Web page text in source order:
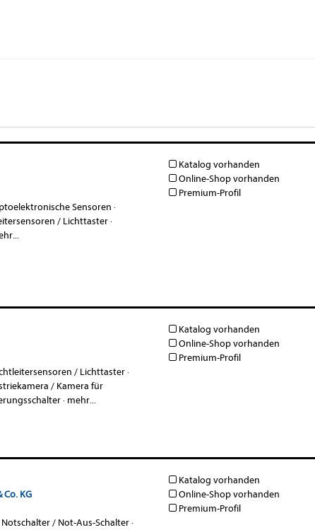
Sensoren ·
/ Lichttaster·
Katalog vorhanden
Online-Shop vorhanden
Premium-Profil
/ Lichttaster·
/ Kamera für
· mehr...
Katalog vorhanden
Online-Shop vorhanden
Premium-Profil
Co. KG
Notschalter / Not-Aus-Schalter·
Katalog vorhanden
Online-Shop vorhanden
Premium-Profil